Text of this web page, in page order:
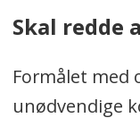
Skal redde
Formålet med
unødvendige